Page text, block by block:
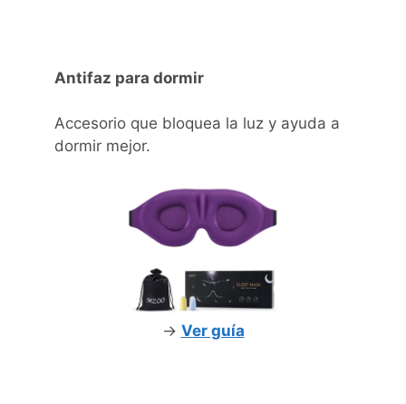
Antifaz para dormir
Accesorio que bloquea la luz y ayuda a
dormir mejor.
-> Ver guía